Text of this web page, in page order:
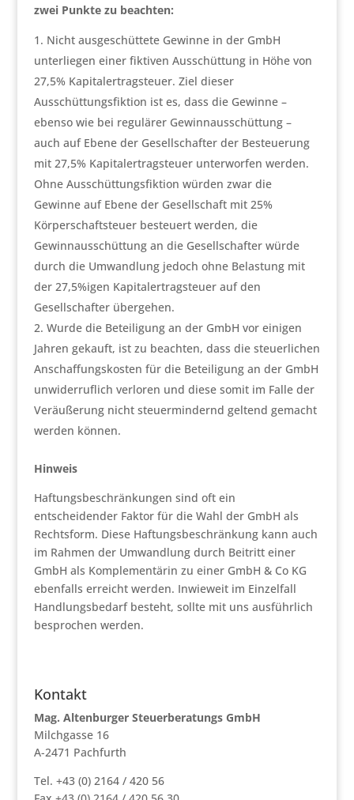
zwei Punkte zu beachten:
Nicht ausgeschüttete Gewinne in der GmbH
unterliegen einer fiktiven Ausschüttung in Höhe von
27,5% Kapitalertragsteuer. Ziel dieser
Ausschüttungsfiktion ist es, dass die Gewinne –
ebenso wie bei regulärer Gewinnausschüttung –
auch auf Ebene der Gesellschafter der Besteuerung
mit 27,5% Kapitalertragsteuer unterworfen werden.
Ohne Ausschüttungsfiktion würden zwar die
Gewinne auf Ebene der Gesellschaft mit 25%
Körperschaftsteuer besteuert werden, die
Gewinnausschüttung an die Gesellschafter würde
durch die Umwandlung jedoch ohne Belastung mit
der 27,5%igen Kapitalertragsteuer auf den
Gesellschafter übergehen.
Wurde die Beteiligung an der GmbH vor einigen
Jahren gekauft, ist zu beachten, dass die steuerlichen
Anschaffungskosten für die Beteiligung an der GmbH
unwiderruflich verloren und diese somit im Falle der
Veräußerung nicht steuermindernd geltend gemacht
werden können.
Hinweis
Haftungsbeschränkungen sind oft ein
entscheidender Faktor für die Wahl der GmbH als
Rechtsform. Diese Haftungsbeschränkung kann auch
im Rahmen der Umwandlung durch Beitritt einer
GmbH als Komplementärin zu einer GmbH & Co KG
ebenfalls erreicht werden. Inwieweit im Einzelfall
Handlungsbedarf besteht, sollte mit uns ausführlich
besprochen werden.
Kontakt
Mag. Altenburger Steuerberatungs GmbH
Milchgasse 16
A-2471 Pachfurth
Tel. +43 (0) 2164 / 420 56